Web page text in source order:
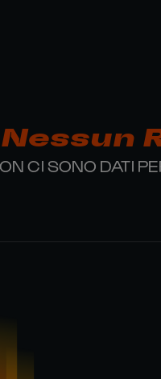
Nessun
CI SONO DATI